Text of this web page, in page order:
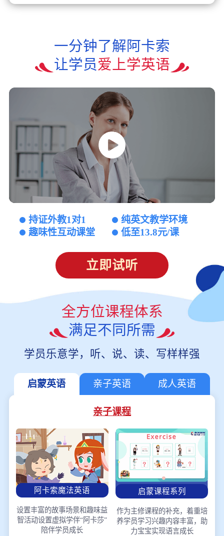
一分钟了解阿卡索
让学员爱上学英语
持证外教1对1
纯英文教学环境
趣味性互动课堂
低至13.8元/课
立即试听
全方位课程体系
满足不同所需
学员乐意学，听、说、读、写样样强
启蒙英语 亲子英语 成人英语
亲子课程
阿卡索魔法英语
设置丰富的故事场景和趣味益
智活动设置虚拟学伴“阿卡莎”
陪伴学员成长
启蒙课程系列
作为主修课程的补充，着重培
养学员学习兴趣内容丰富，助
力宝宝实现语言成长